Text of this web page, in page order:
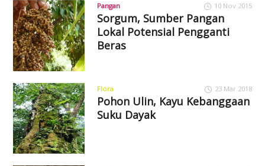
Pangan 10 Nov 2015
Sorgum, Sumber Pangan
Lokal Potensial Pengganti
Beras
Flora 23 Mar 2018
Pohon Ulin, Kayu Kebanggaan
Suku Dayak